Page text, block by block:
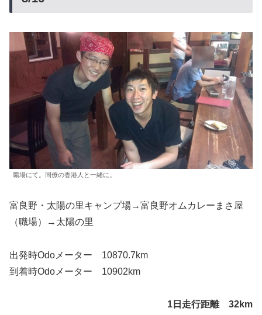
職場にて。同僚の香港人と一緒に。
富良野・太陽の里キャンプ場→富良野オムカレーまさ屋
（職場）→太陽の里
出発時Odoメーター 10870.7km
到着時Odoメーター 10902km
1日走行距離 32km